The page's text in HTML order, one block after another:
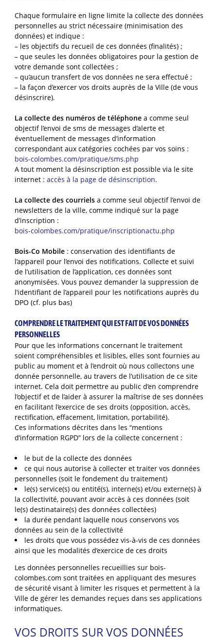
Chaque formulaire en ligne limite la collecte des données
personnelles au strict nécessaire (minimisation des
données) et indique :
– les objectifs du recueil de ces données (finalités) ;
– que seules les données obligatoires pour la gestion de
votre demande sont collectées ;
– qu’aucun transfert de vos données ne sera effectué ;
– la façon d’exercer vos droits auprès de la Ville (de vous
désinscrire).
La collecte des numéros de téléphone a comme seul
objectif l’envoi de sms de messages d’alerte et
éventuellement de messages d’information
correspondant aux catégories cochées par vos soins :
bois-colombes.com/pratique/sms.php
A tout moment la désinscription est possible via le site
internet : accès à la page de désinscription.
La collecte des courriels a comme seul objectif l’envoi de
newsletters de la ville, comme indiqué sur la page
d’inscription :
bois-colombes.com/pratique/inscriptionactu.php
Bois-Co Mobile : conservation des identifiants de
l’appareil pour l’envoi des notifications. Collecte et suivi
de l’utilisation de l’application, ces données sont
anonymisées. Vous pouvez demander la suppression de
l’identifiant de l’appareil pour les notifications auprès du
DPO (cf. plus bas)
COMPRENDRE LE TRAITEMENT QUI EST FAIT DE VOS DONNÉES
PERSONNELLES
Pour que les informations concernant le traitement
soient compréhensibles et lisibles, elles sont fournies au
public au moment et à l’endroit où nous collectons une
donnée personnelle, au travers de l’utilisation de ce site
internet. Cela doit permettre au public d’en comprendre
l’objectif et de l’aider à assurer la maîtrise de ses données
en facilitant l’exercice de ses droits (opposition, accès,
rectification, effacement, limitation, portabilité).
Ces informations décrites dans les “mentions
d’information RGPD” lors de la collecte concernent :
le but de la collecte des données
ce qui nous autorise à collecter et traiter vos données
personnelles (soit le fondement du traitement)
le(s) service(s) ou entité(s), interne(s) et/ou externe(s) à
la collectivité, pouvant avoir accès à ces données (soit
le(s) destinataire(s) des données collectées)
la durée pendant laquelle nous conservons vos
données au sein de la collectivité
les droits que vous possédez vis-à-vis de ces données
ainsi que les modalités d’exercice de ces droits
Les données personnelles recueillies sur bois-
colombes.com sont traitées en appliquant des mesures
de sécurité visant à limiter les risques et permettent à la
Ville de gérer les demandes reçues dans ses applications
informatiques.
VOS DROITS SUR VOS DONNÉES